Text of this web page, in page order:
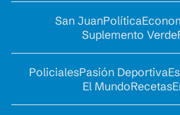
San JuanPolítica
Suplemento Verde
PolicialesPasión Deportiva
El MundoRecetas